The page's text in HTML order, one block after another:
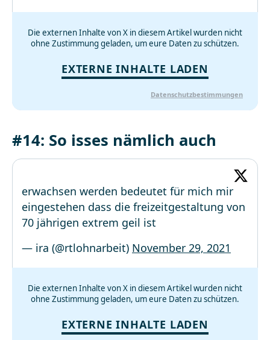
Die externen Inhalte von X in diesem Artikel wurden nicht
ohne Zustimmung geladen, um eure Daten zu schützen.
EXTERNE INHALTE LADEN
Datenschutzbestimmungen
#14: So isses nämlich auch
erwachsen werden bedeutet für mich mir
eingestehen dass die freizeitgestaltung von
70 jährigen extrem geil ist
— ira (@rtlohnarbeit) November 29, 2021
Die externen Inhalte von X in diesem Artikel wurden nicht
ohne Zustimmung geladen, um eure Daten zu schützen.
EXTERNE INHALTE LADEN